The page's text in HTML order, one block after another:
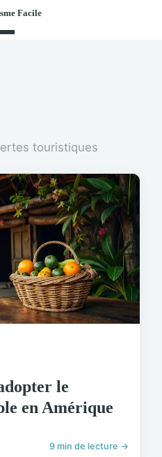
touristiques
le
en Amérique
9 min de lecture →